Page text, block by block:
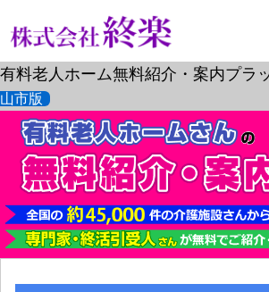
有料老人ホーム無料紹介・案内プラ
山市版